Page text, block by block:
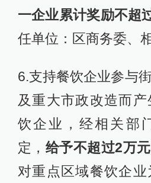
一企业累计奖励不超
任单位：区商务委、
6.支持餐饮企业参与
及重大市政改造而
饮企业，经相关部
定， 给予不超过2万
对重点区域餐饮企